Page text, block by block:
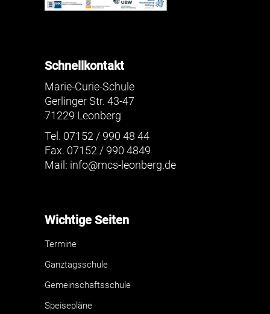
Schnellkontakt
Marie-Curie-Schule
Gerlinger Str. 43-47
71229 Leonberg
Tel. 07152 / 990 48 44
Fax. 07152 / 990 4849
Mail: info@mcs-leonberg.de
Wichtige Seiten
Termine
Ganztagsschule
Gemeinschaftsschule
Speisepläne